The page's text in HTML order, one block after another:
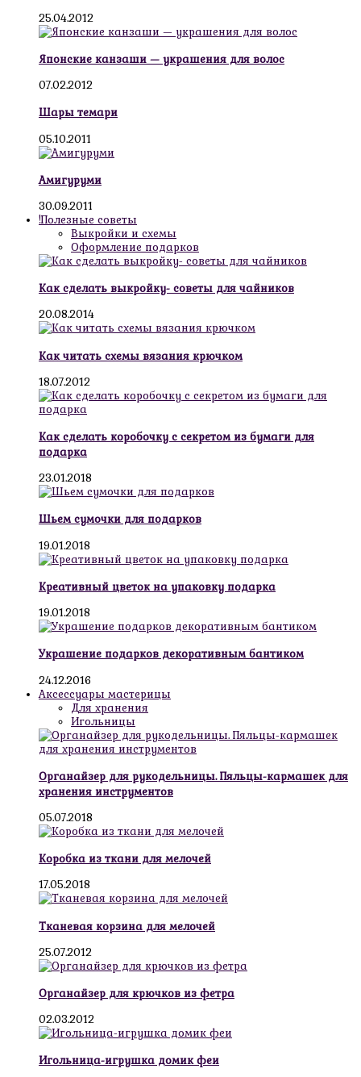
25.04.2012
Японские канзаши — украшения для волос
07.02.2012
Шары темари
05.10.2011
Амигуруми
30.09.2011
!Полезные советы
Выкройки и схемы
Оформление подарков
Как сделать выкройку- советы для чайников
20.08.2014
Как читать схемы вязания крючком
18.07.2012
Как сделать коробочку с секретом из бумаги для
подарка
23.01.2018
Шьем сумочки для подарков
19.01.2018
Креативный цветок на упаковку подарка
19.01.2018
Украшение подарков декоративным бантиком
24.12.2016
Аксессуары мастерицы
Для хранения
Игольницы
Органайзер для рукодельницы. Пяльцы-кармашек для
хранения инструментов
05.07.2018
Коробка из ткани для мелочей
17.05.2018
Тканевая корзина для мелочей
25.07.2012
Органайзер для крючков из фетра
02.03.2012
Игольница-игрушка домик феи